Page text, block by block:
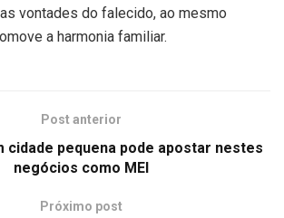
vontades do falecido, ao mesmo
a harmonia familiar.
Post anterior
cidade pequena pode apostar nestes
negócios como MEI
Próximo post